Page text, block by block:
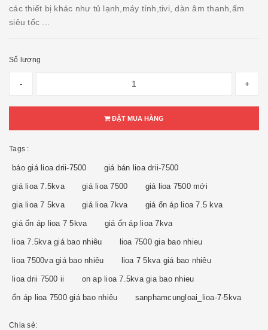
các thiết bị khác như tủ lạnh,máy tính,tivi, dàn âm thanh,ấm
siêu tốc ...
Số lượng
- +
ĐẶT MUA HÀNG
Tags :
báo giá lioa drii-7500 giá bán lioa drii-7500
giá lioa 7.5kva giá lioa 7500 giá lioa 7500 mới
gia lioa 7 5kva giá lioa 7kva giá ổn áp lioa 7.5 kva
giá ổn áp lioa 7 5kva giá ổn áp lioa 7kva
lioa 7.5kva giá bao nhiêu lioa 7500 gia bao nhieu
lioa 7500va giá bao nhiêu lioa 7 5kva giá bao nhiêu
lioa drii 7500 ii on ap lioa 7.5kva gia bao nhieu
ổn áp lioa 7500 giá bao nhiêu sanphamcungloai_lioa-7-5kva
Chia sẻ: